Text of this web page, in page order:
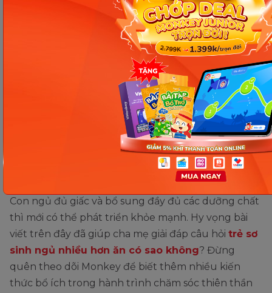
Phương pháp ăn dặm truyền
Phương pháp ăn dặm truyền thốngrất phố biển
và được nhiều mẹ lựa chọn. Với phương pháp này,
đầu tiên bé sẽ được ăn bột xay chung với các loại
thực phẩm khác nhau. Đến thời điểm mọc răng,
con sẽ đổi sang ăn cháo kèm thức ăn xay nhuyễn.
Hướng dẫn 3 cách nấu cháo ăn dặm
Con ngủ đủ giấc và bổ sung đầy đủ các dưỡng chất
thì mới có thể phát triển khỏe mạnh. Hy vọng bài
viết trên đây đã giúp cha mẹ giải đáp câu hỏi trẻ sơ
sinh ngủ nhiều hơn ăn có sao không? Đừng
quên theo dõi Monkey để biết thêm nhiều kiến
thức bổ ích trong hành trình chăm sóc thiên thần